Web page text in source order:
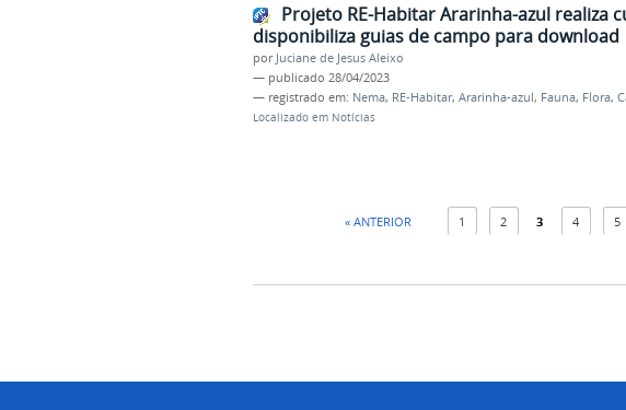
Projeto RE-Habitar Ararinha-azul realiza
disponibiliza guias de campo para download
por Juciane de Jesus Aleixo
— publicado 28/04/2023
— registrado em: Nema, RE-Habitar, Ararinha-azul, Fauna, Flora,
Localizado em Notícias
« ANTERIOR 1 2 3 4 5